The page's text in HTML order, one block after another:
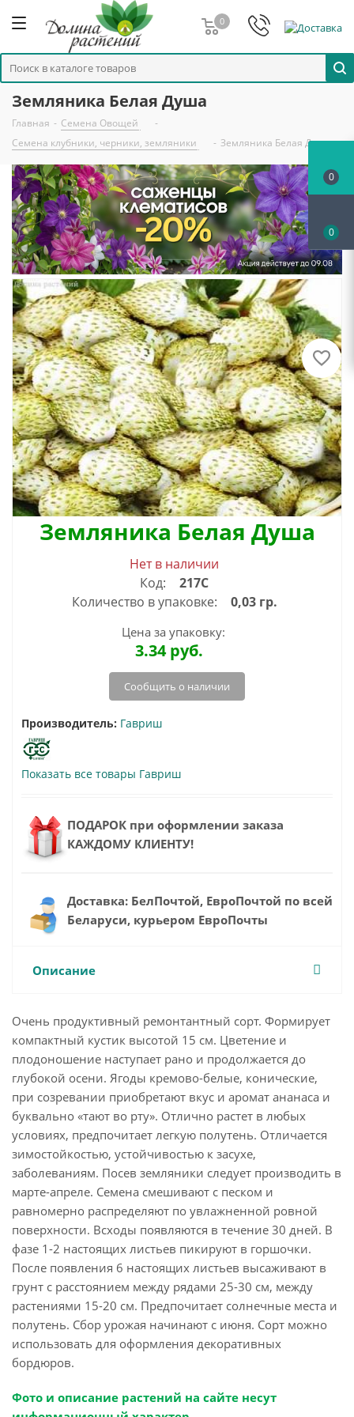
0
Земляника Белая Душа
Главная - Семена Овощей
-
Семена клубники, черники, земляники
- Земляника Белая Душа
Земляника Белая Душа
Нет в наличии
Код:
217С
Количество в упаковке:
0,03 гр.
Цена за упаковку:
3.34руб.
Сообщить о наличии
Производитель: Гавриш
Показать все товары Гавриш
ПОДАРОК при оформлении заказа
КАЖДОМУ КЛИЕНТУ!
Доставка: БелПочтой, ЕвроПочтой по всей
Беларуси, курьером ЕвроПочты
Описание
Очень продуктивный ремонтантный сорт. Формирует
компактный кустик высотой 15 см. Цветение и
плодоношение наступает рано и продолжается до
глубокой осени. Ягоды кремово-белые, конические,
при созревании приобретают вкус и аромат ананаса и
буквально «тают во рту». Отлично растет в любых
условиях, предпочитает легкую полутень. Отличается
зимостойкостью, устойчивостью к засухе,
заболеваниям. Посев земляники следует производить в
марте-апреле. Семена смешивают с песком и
равномерно распределяют по увлажненной ровной
поверхности. Всходы появляются в течение 30 дней. В
фазе 1-2 настоящих листьев пикируют в горшочки.
После появления 6 настоящих листьев высаживают в
грунт с расстоянием между рядами 25-30 см, между
растениями 15-20 см. Предпочитает солнечные места и
полутень. Сбор урожая начинают с июня. Сорт можно
использовать для оформления декоративных
бордюров.
Фото и описание растений на сайте несут
0
0